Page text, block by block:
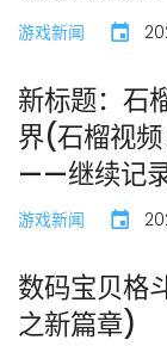
游戏新闻
新标题：石
界(石榴视
——继续记
游戏新闻
数码宝贝格
之新篇章)